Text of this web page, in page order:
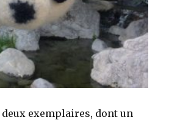
deux exemplaires, dont un